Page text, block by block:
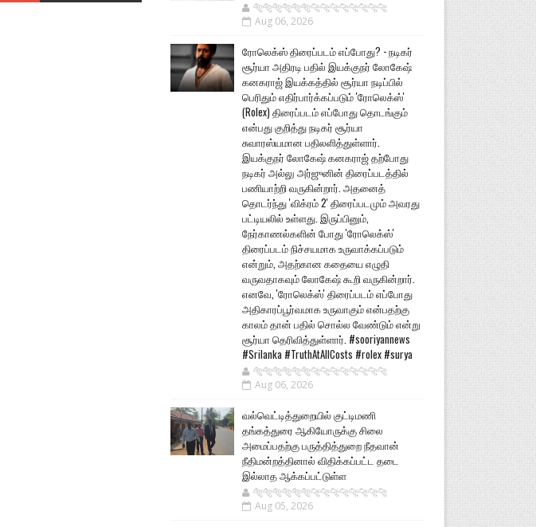
🐅🐅🐅🐅🐅🐅🐆🐆🐆🐆🐆🐆🐆🐆
Aug 06, 2026
ரோலெக்ஸ் திரைப்படம் எப்போது? - நடிகர்
சூர்யா அதிரடி பதில் இயக்குநர் லோகேஷ்
கனகராஜ் இயக்கத்தில் சூர்யா நடிப்பில்
பெரிதும் எதிர்பார்க்கப்படும் 'ரோலெக்ஸ்'
(Rolex) திரைப்படம் எப்போது தொடங்கும்
என்பது குறித்து நடிகர் சூர்யா
சுவாரஸ்யமான பதிலளித்துள்ளார்.
இயக்குநர் லோகேஷ் கனகராஜ் தற்போது
நடிகர் அல்லு அர்ஜுனின் திரைப்படத்தில்
பணியாற்றி வருகின்றார். அதனைத்
தொடர்ந்து 'விக்ரம் 2' திரைப்படமும் அவரது
பட்டியலில் உள்ளது. இருப்பினும்,
நேர்காணல்களின் போது 'ரோலெக்ஸ்'
திரைப்படம் நிச்சயமாக உருவாக்கப்படும்
என்றும், அதற்கான கதையை எழுதி
வருவதாகவும் லோகேஷ் கூறி வருகின்றார்.
எனவே, 'ரோலெக்ஸ்' திரைப்படம் எப்போது
அதிகாரப்பூர்வமாக உருவாகும் என்பதற்கு
காலம் தான் பதில் சொல்ல வேண்டும் என்று
சூர்யா தெரிவித்துள்ளார். #sooriyannews
#Srilanka #TruthAtAllCosts #rolex #surya
🐅🐅🐅🐅🐅🐅🐆🐆🐆🐆🐆🐆🐆🐆
Aug 06, 2026
வல்வெட்டித்துறையில் குட்டிமணி
தங்கத்துரை ஆகியோருக்கு சிலை
அமைப்பதற்கு பருத்தித்துறை நீதவான்
நீதிமன்றத்தினால் விதிக்கப்பட்ட தடை
இல்லாத ஆக்கப்பட்டுள்ள
🐅🐅🐅🐅🐅🐅🐆🐆🐆🐆🐆🐆🐆🐆
Aug 05, 2026